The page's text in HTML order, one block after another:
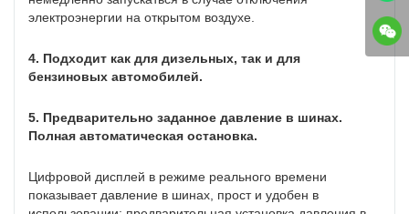
электроэнергии на открытом воздухе.
4. Подходит как для дизельных, так и для
бензиновых автомобилей.
5. Предварительно заданное давление в шинах.
Полная автоматическая остановка.
Цифровой дисплей в режиме реального времени
показывает давление в шинах, прост и удобен в